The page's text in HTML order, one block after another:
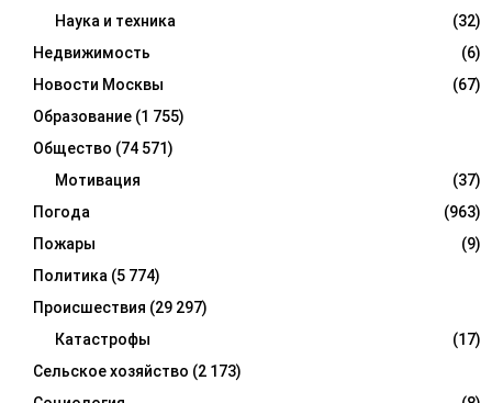
Наука и техника
(32)
Недвижимость
(6)
Новости Москвы
(67)
Образование (1 755)
Общество (74 571)
Мотивация
(37)
Погода
(963)
Пожары
(9)
Политика (5 774)
Происшествия (29 297)
Катастрофы
(17)
Сельское хозяйство (2 173)